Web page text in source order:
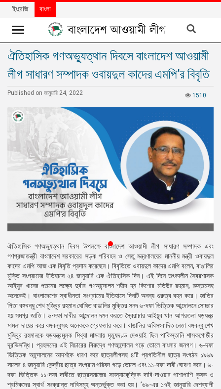
খবর
দলের
নিবন্ধ
বিশেষ
উন্নয়নের
প্রেস
রিলিজ
প্রকাশনা
গ্যালারি
বিএনপি-
জামায়াত
সহিংসতা
সংগঠন
নির্বাচনী
ইশতেহার
ইংরেজি বাংলা
ঐতিহাসিক গণঅভ্যুত্থান দিবসে বাংলাদেশ আওয়ামী
লীগ সাধারণ সম্পাদক ওবায়দুল কাদের এমপি’র বিবৃতি
1510
Published on জানুয়ারি 24, 2022
ঐতিহাসিক গণঅভ্যুত্থান দিবস উপলক্ষে বাংলাদেশ আওয়ামী লীগ সাধারণ সম্পাদক এবং
গণপ্রজাতন্ত্রী বাংলাদেশ সরকারের সড়ক পরিবহন ও সেতু মন্ত্রণালয়ের মাননীয় মন্ত্রী ওবায়দুল
কাদের এমপি আজ এক বিবৃতি প্রদান করেছেন। বিবৃতিতে ওবায়দুল কাদের এমপি বলেন, বাঙালির
মুক্তি সংগ্রামের ইতিহাসে ২৪ জানুয়ারি এক ঐতিহাসিক দিন। এই দিনে তৎকালীন স্বৈরশাসক
আইয়ুব খানের পতনের লক্ষ্যে দুর্বার গণআন্দোলন শহীদ হন কিশোর মতিউর রহমান, রুস্তমসহ
অনেকেই। বাংলাদেশের স্বাধীনতা সংগ্রামের ইতিহাসে দিনটি অনন্য গুরুত্ব বহন করে। জাতির
পিতা বঙ্গবন্ধু শেখ মুজিবুর রহমান ঘোষিত বাঙালির মুক্তির সনদ ৬-দফা ভিত্তিক আন্দোলনে সোচ্চার
হয় সমগ্র জাতি। ৬-দফা দাবীর আন্দোলন দমন করতে স্বৈরাচার আইয়ুব খান আগরতলা ষড়যন্ত্র
মামলা দায়ের করে বঙ্গবন্ধুসহ অনেককে গ্রেফতার করে। বাঙালির অবিসংবাদিত নেতা বঙ্গবন্ধু শেখ
মুজিবুর রহমানকে ষড়যন্ত্রমূলক মিথ্যা মামলায় মৃত্যুদণ্ড দেওয়াই ছিল পাকিস্তানি শাসকগোষ্ঠীর
দূরভিসন্ধি। প্রহসনের এই বিচারের বিরুদ্ধে গণআন্দোলন গড়ে তোলে বাংলার জনগণ। ৬-দফা
ভিত্তিক আন্দোলনের আদর্শকে ধারণ করে ছাত্রলীগসহ ৪টি প্রগতিশীল ছাত্র সংগঠন ১৯৬৯
সালের ৪ জানুয়ারি কেন্দ্রীয় ছাত্র সংগ্রাম পরিষদ গড়ে তোলে এবং ১১-দফা দাবী ঘোষণা করে। ৬-
দফা ভিত্তিক ১১-দফা দাবীতে ছাত্রসমাজের সমস্যাকেন্দ্রিক দাবি-দাওয়ার পাশাপাশি কৃষক ও
শ্রমিকদের স্বার্থ সংক্রান্ত দাবিসমূহ অন্তর্ভুক্ত করা হয়। ’৬৯-এর ১৭ই জানুয়ারি দেশব্যাপী